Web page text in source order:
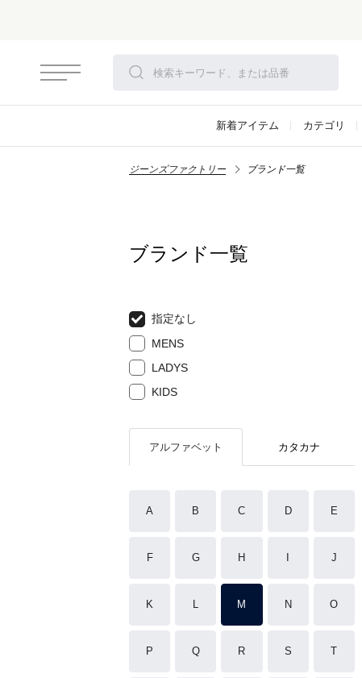
新着アイテム カテゴリ
ジーンズファクトリー ブランド一覧
ブランド一覧
指定なし
MENS
LADYS
KIDS
アルファベット カタカナ
A B C D E
F G H J
K L M N O
P Q R S T